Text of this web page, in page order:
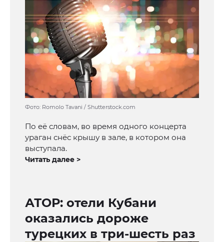
Фото: Romolo Tavani / Shutterstock.com
По её словам, во время одного концерта
ураган снёс крышу в зале, в котором она
выступала.
Читать далее >
АТОР: отели Кубани
оказались дороже
турецких в три-шесть раз